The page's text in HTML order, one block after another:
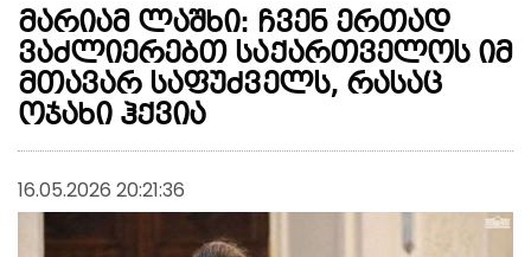
მარიამ ლაშხი: ჩვენ ერთად
ვაძლიერებთ საქართველოს იმ
მთავარ საფუძველს, რასაც
ოჯახი ჰქვია
16.05.2026 20:21:36